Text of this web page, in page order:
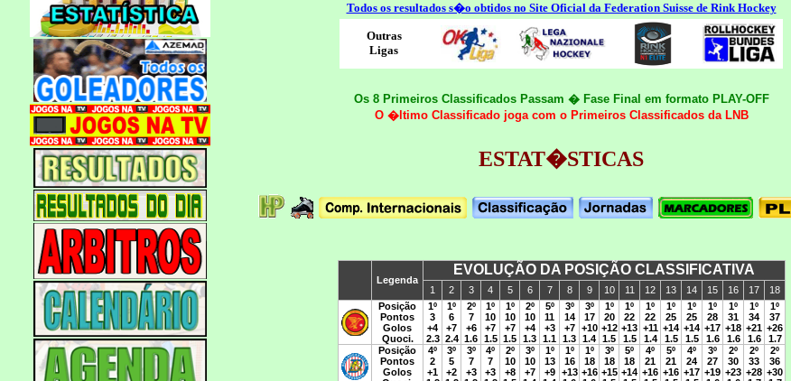
Todos os resultados s�o obtidos no Site Oficial da Federation Suisse de Rink Hockey
Outras
Ligas
Os 8 Primeiros Classificados Passam � Fase Final em formato PLAY-OFF
O �ltimo Classificado joga com o Primeiros Classificados da LNB
ESTAT�STICAS